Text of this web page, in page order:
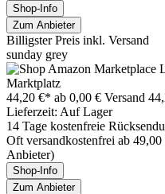
Shop-Info
Zum Anbieter
Billigster Preis inkl. Versand
sunday grey
Marktplatz
44,20 €* ab 0,00 € Versand
Lieferzeit: Auf Lager
14 Tage kostenfreie
Oft versandkostenfrei ab
Anbieter)
Shop-Info
Zum Anbieter